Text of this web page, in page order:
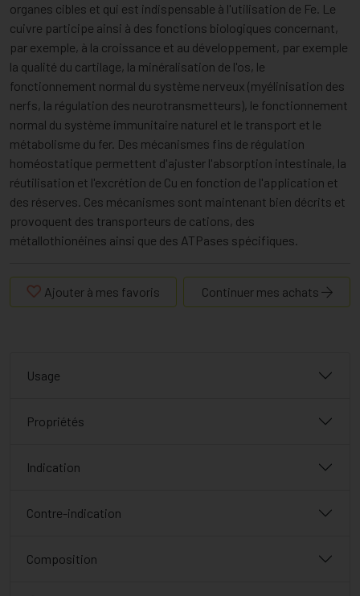
organes cibles et qui est indispensable à l'utilisation de Fe. Le
cuivre participe ainsi à des fonctions biologiques concernant,
par exemple, à la croissance et au développement, par exemple
la qualité du cartilage, la minéralisation de l'os, le
fonctionnement normal du système nerveux (myélinisation des
nerfs, la régulation des neurotransmetteurs), le fonctionnement
normal du système immunitaire naturel et le transport et le
métabolisme du fer. Des mécanismes fins de régulation
homéostatique permettent d'ajuster l'absorption intestinale, la
réutilisation et l'excrétion de Cu en fonction de l'application et
des réserves. Ces mécanismes sont maintenant bien décrits et
provoquent des transporteurs de cations, des
métallothionéines ainsi que des ATPases spécifiques.
Ajouter à mes favoris Continuer mes achats
Usage
Propriétés
Indication
Contre-indication
Composition